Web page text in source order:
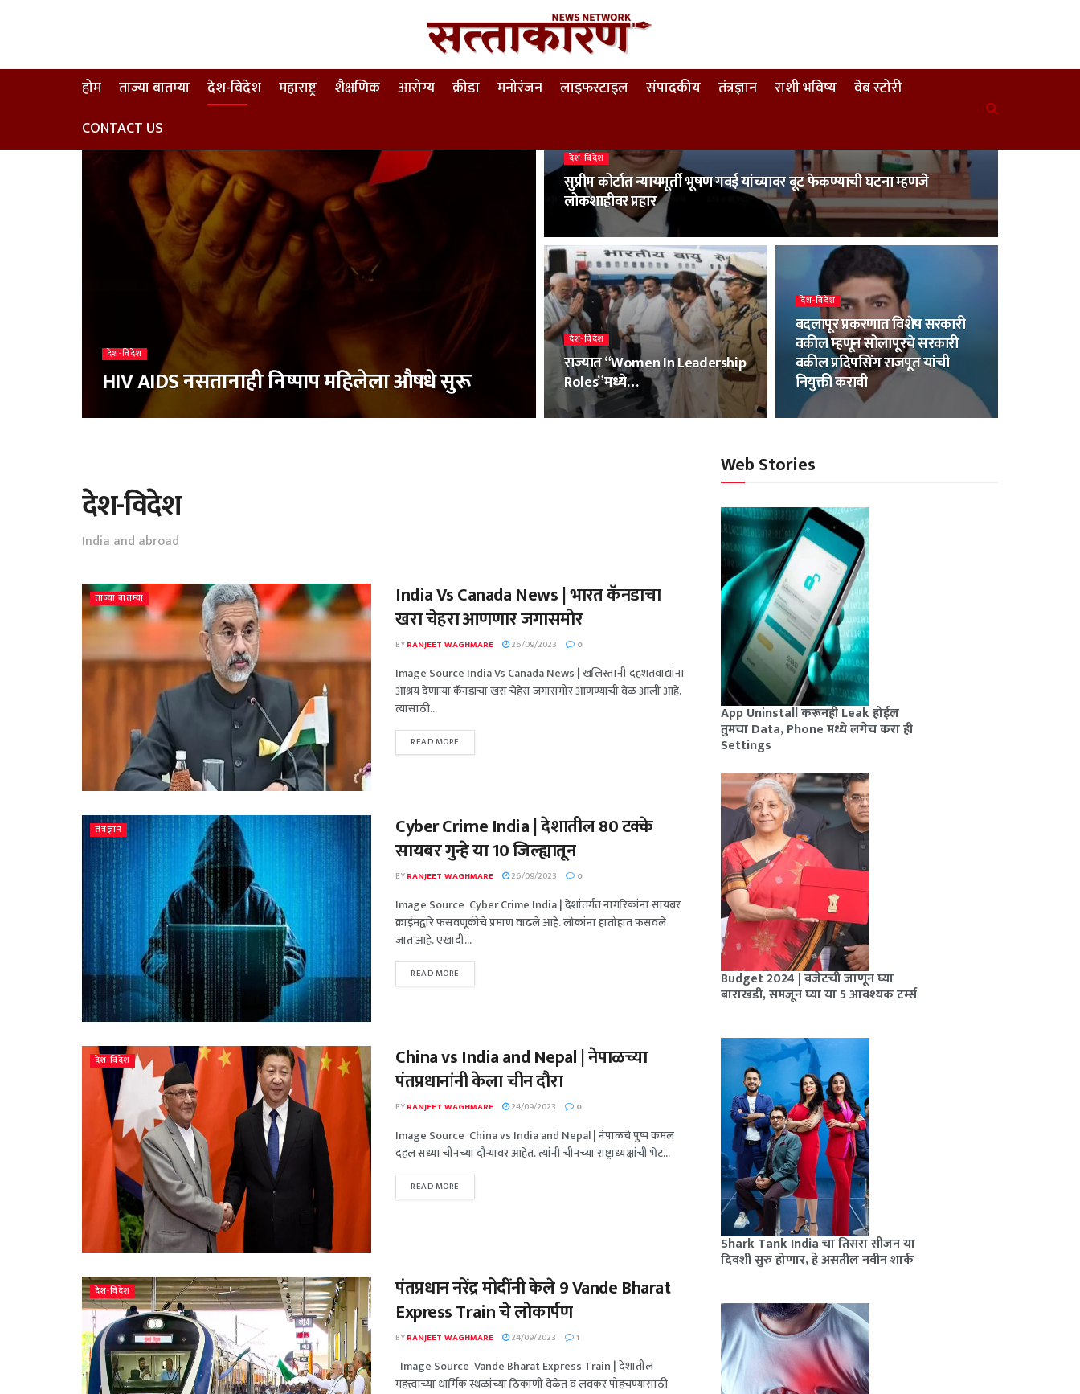
होम ताज्या बातम्या देश-विदेश महाराष्ट्र शैक्षणिक आरोग्य क्रीडा मनोरंजन लाइफस्टाइल संपादकीय तंत्रज्ञान राशी भविष्य
वेब स्टोरी
CONTACT US
देश-विदेश
HIV AIDS नसतानाही निष्पाप महिलेला औषधे सुरू
देश-विदेश
सुप्रीम कोर्टात न्यायमूर्ती भूषण गवई यांच्यावर बूट फेकण्याची घटना म्हणजे
लोकशाहीवर प्रहार
देश-विदेश
राज्यात “Women In Leadership
Roles”मध्ये…
देश-विदेश
बदलापूर प्रकरणात विशेष सरकारी
वकील म्हणून सोलापूरचे सरकारी
वकील प्रदिपसिंग राजपूत यांची
नियुक्ती करावी
देश-विदेश
India and abroad
ताज्या बातम्या
India Vs Canada News | भारत कॅनडाचा
खरा चेहरा आणणार जगासमोर
BYRANJEET WAGHMARE 26/09/2023 0
Image Source India Vs Canada News | खलिस्तानी दहशतवाद्यांना
आश्रय देणाऱ्या कॅनडाचा खरा चेहेरा जगासमोर आणण्याची वेळ आली आहे.
त्यासाठी...
READ MORE
तंत्रज्ञान
Cyber Crime India | देशातील 80 टक्के
सायबर गुन्हे या 10 जिल्ह्यातून
BYRANJEET WAGHMARE 26/09/2023 0
Image Source Cyber Crime India | देशांतर्गत नागरिकांना सायबर
क्राईमद्वारे फसवणूकीचे प्रमाण वाढले आहे. लोकांना हातोहात फसवले
जात आहे. एखादी...
READ MORE
देश-विदेश
China vs India and Nepal | नेपाळच्या
पंतप्रधानांनी केला चीन दौरा
BYRANJEET WAGHMARE 24/09/2023 0
Image Source China vs India and Nepal | नेपाळचे पुष्प कमल
दहल सध्या चीनच्या दौऱ्यावर आहेत. त्यांनी चीनच्या राष्ट्राध्यक्षांची भेट...
READ MORE
देश-विदेश
पंतप्रधान नरेंद्र मोदींनी केले 9 Vande Bharat
Express Train चे लोकार्पण
BYRANJEET WAGHMARE 24/09/2023 1
Image Source Vande Bharat Express Train | देशातील
महत्त्वाच्या धार्मिक स्थळांच्या ठिकाणी वेळेत व लवकर पोहचण्यासाठी
Web Stories
App Uninstall करूनही Leak होईल
तुमचा Data, Phone मध्ये लगेच करा ही
Settings
Budget 2024 | बजेटची जाणून घ्या
बाराखडी, समजून घ्या या 5 आवश्यक टर्म्स
Shark Tank India चा तिसरा सीजन या
दिवशी सुरु होणार, हे असतील नवीन शार्क